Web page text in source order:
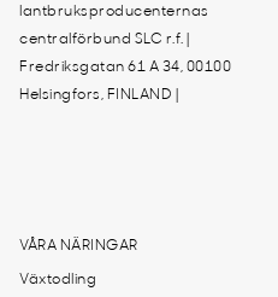
lantbruksproducenternas
centralförbund SLC r.f. |
Fredriksgatan 61 A 34, 00100
Helsingfors, FINLAND |
VÅRA NÄRINGAR
Växtodling